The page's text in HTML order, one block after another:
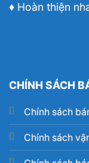
♦ Hoàn thiện
CHÍNH SÁCH
Chính sách
Chính sách